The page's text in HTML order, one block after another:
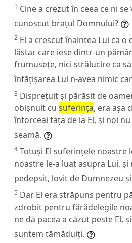
1 Cine a crezut în ceea ce ni se
cunoscut brațul Domnului?
2 El a crescut înaintea Lui ca o
lăstar care iese dintr-un
frumusețe, nici strălucire ca
înfățișarea Lui n-avea nimic
3 Disprețuit și părăsit de
obișnuit cu suferința, era așa
întorceai fața de la El, și noi
seamă.
4 Totuși El suferințele noastre
noastre le-a luat asupra Lui,
pedepsit, lovit de Dumnezeu
5 Dar El era străpuns pentru
zdrobit pentru fărădelegile
ne dă pacea a căzut peste El,
suntem tămăduiți.